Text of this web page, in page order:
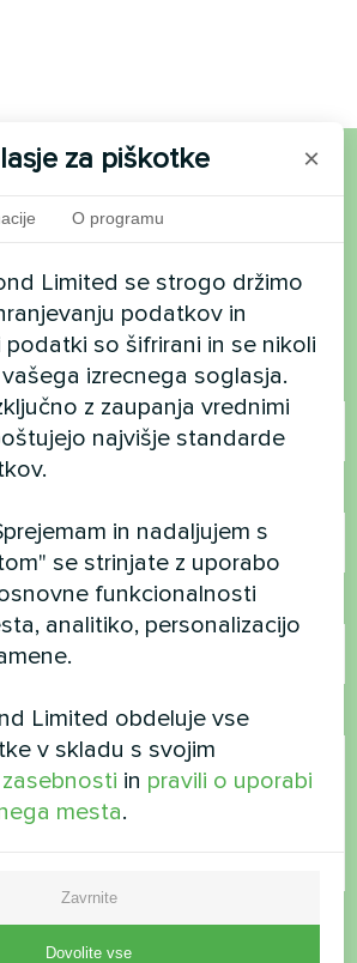
ali imate
nami in pomagali vam bomo
o zasebnosti
za piškotke ×
O programu
Limited se strogo držimo
podatkov in
podatki so šifrirani in se nikoli
izrecnega soglasja.
z zaupanja vrednimi
najvišje standarde
in nadaljujem s
se strinjate z uporabo
funkcionalnosti
analitiko, personalizacijo
Limited obdeluje vse
v skladu s svojim
in pravili o uporabi
mesta.
Zavrnite
Dovolite vse